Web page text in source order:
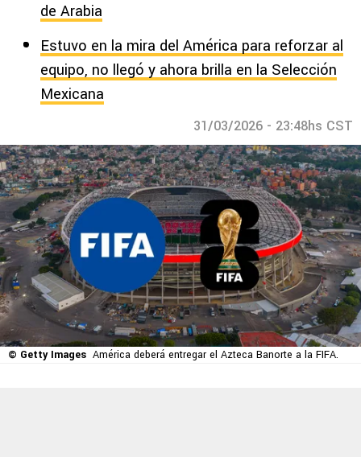
de Arabia
Estuvo en la mira del América para reforzar al
equipo, no llegó y ahora brilla en la Selección
Mexicana
31/03/2026 - 23:48hs CST
© Getty Images América deberá entregar el Azteca Banorte a la FIFA.